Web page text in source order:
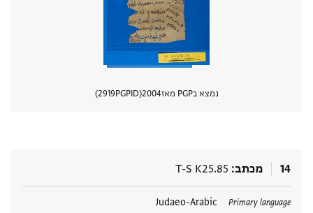
נמצא בPGP מאז 2004
PGPID
2919
14 מכתב T-S K25.85
Primary language
Judaeo-Arabic תגים